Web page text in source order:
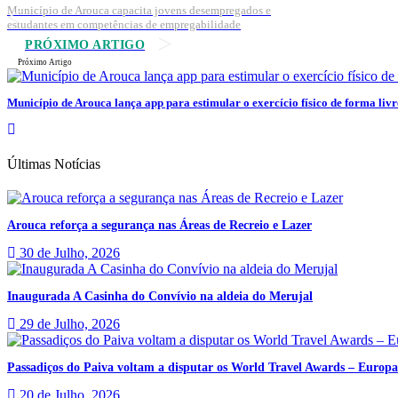
Município de Arouca capacita jovens desempregados e
estudantes em competências de empregabilidade
PRÓXIMO ARTIGO
Próximo Artigo
Município de Arouca lança app para estimular o exercício físico de forma
Últimas Notícias
Arouca reforça a segurança nas Áreas de Recreio e Lazer
30 de Julho, 2026
Inaugurada A Casinha do Convívio na aldeia do Merujal
29 de Julho, 2026
Passadiços do Paiva voltam a disputar os World Travel Awards – Europa